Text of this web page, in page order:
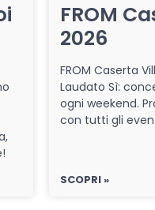
FROM
2026
FROM Caserta
Laudato Sì:
ogni weekend.
con tutti gli
SCOPRI »